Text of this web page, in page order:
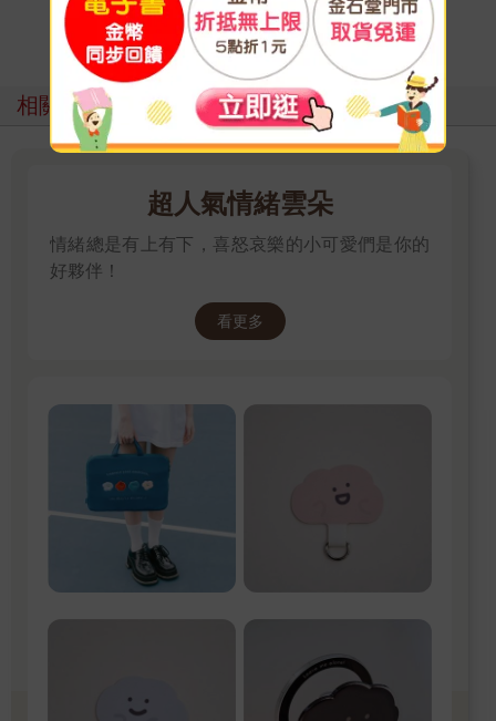
寫評價
相關主題
超人氣情緒雲朵
情緒總是有上有下，喜怒哀樂的小可愛們是你的
好夥伴！
看更多